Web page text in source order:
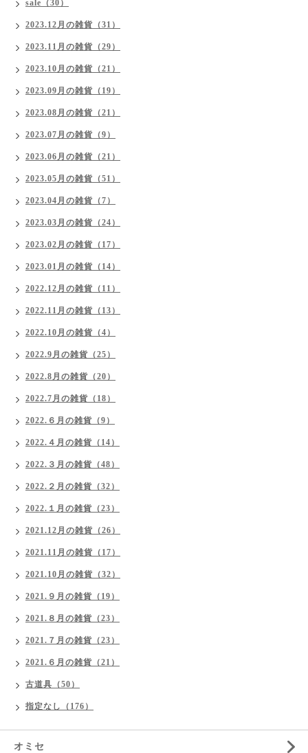
sale（30）
2023.12月の雑貨（31）
2023.11月の雑貨（29）
2023.10月の雑貨（21）
2023.09月の雑貨（19）
2023.08月の雑貨（21）
2023.07月の雑貨（9）
2023.06月の雑貨（21）
2023.05月の雑貨（51）
2023.04月の雑貨（7）
2023.03月の雑貨（24）
2023.02月の雑貨（17）
2023.01月の雑貨（14）
2022.12月の雑貨（11）
2022.11月の雑貨（13）
2022.10月の雑貨（4）
2022.9月の雑貨（25）
2022.8月の雑貨（20）
2022.7月の雑貨（18）
2022.６月の雑貨（9）
2022.４月の雑貨（14）
2022.３月の雑貨（48）
2022.２月の雑貨（32）
2022.１月の雑貨（23）
2021.12月の雑貨（26）
2021.11月の雑貨（17）
2021.10月の雑貨（32）
2021.９月の雑貨（19）
2021.８月の雑貨（23）
2021.７月の雑貨（23）
2021.６月の雑貨（21）
古道具（50）
指定なし（176）
オミセ